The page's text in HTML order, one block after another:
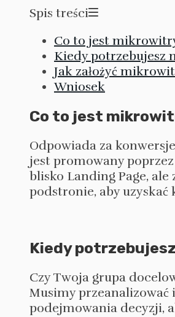
Spis treści
Co to jest
Kiedy potrzebujesz
Jak założyć
Wniosek
Co to jest
Odpowiada za
jest promowany
blisko Landing Page,
podstronie, aby uzyskać
Kiedy
Czy Twoja grupa
Musimy
podejmowania decyzji,